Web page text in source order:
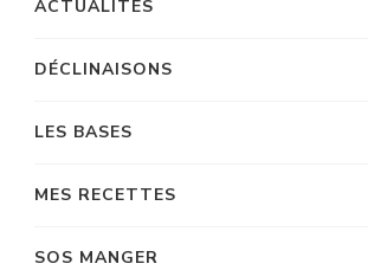
ACTUALITÉS
DÉCLINAISONS
LES BASES
MES RECETTES
SOS MANGER